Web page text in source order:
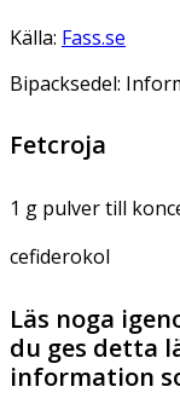
Källa: Fass.se
Bipacksedel:
Fetcroja
1 g pulver till
cefiderokol
Läs noga
du ges detta
information